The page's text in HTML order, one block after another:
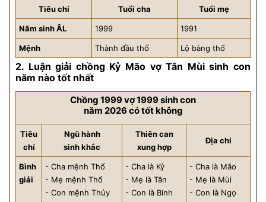
Tiêu chí Tuổi cha Tuổi mẹ
Năm sinh ÂL 1999 1991
Mệnh Thành đầu thổ Lộ bàng thổ
2. Luận giải chồng Kỷ Mão vợ Tân Mùi sinh con
năm nào tốt nhất
Chồng 1999 vợ 1999 sinh con
năm 2026 có tốt không
Tiêu
chí
Ngũ hành
sinh khắc
Thiên can
xung hợp
Địa chi
Bình
giải
- Cha mệnh Thổ
- Mẹ mệnh Thổ
- Con mệnh Thủy
- Cha là Kỷ
- Mẹ là Tân
- Con là Bính
- Cha là Mão
- Mẹ là Mùi
- Con là Ngọ